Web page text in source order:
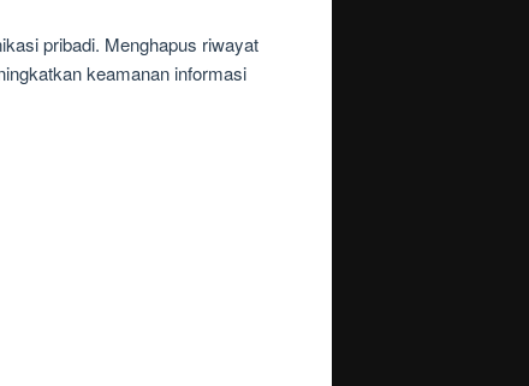
pribadi. Menghapus riwayat
keamanan informasi